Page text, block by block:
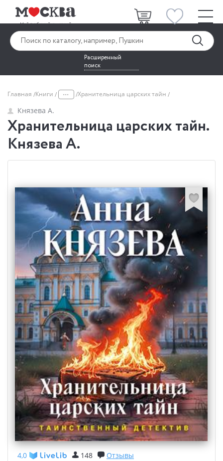
Расширенный
поиск
Главная Книги ... Хранительница царских тайн
Князева А.
Хранительница царских тайн.
Князева А.
4,0 148
Отзывы